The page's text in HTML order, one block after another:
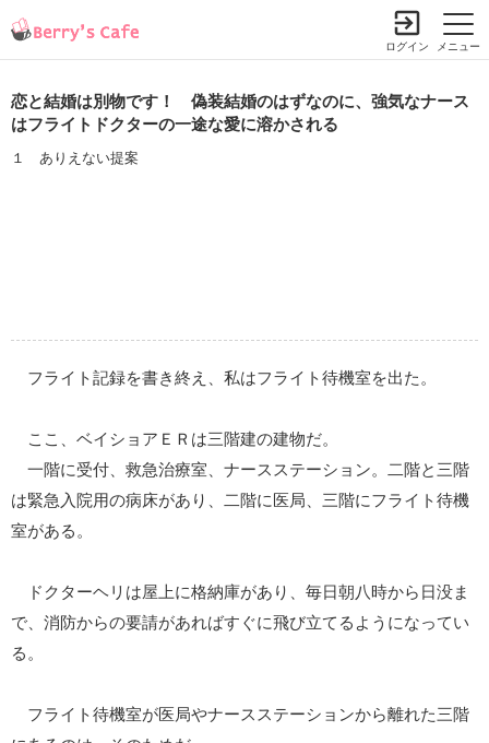
メニュー
ログイン
恋と結婚は別物です！ 偽装結婚のはずなのに、強気なナース
はフライトドクターの一途な愛に溶かされる
１ ありえない提案
フライト記録を書き終え、私はフライト待機室を出た。
ここ、ベイショアＥＲは三階建の建物だ。
一階に受付、救急治療室、ナースステーション。二階と三階
は緊急入院用の病床があり、二階に医局、三階にフライト待機
室がある。
ドクターヘリは屋上に格納庫があり、毎日朝八時から日没ま
で、消防からの要請があればすぐに飛び立てるようになってい
る。
フライト待機室が医局やナースステーションから離れた三階